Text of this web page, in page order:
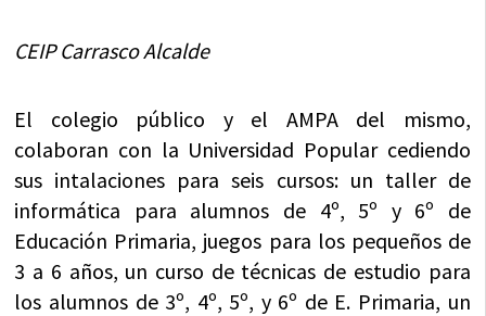
CEIP Carrasco Alcalde
El colegio público y el AMPA del mismo,
colaboran con la Universidad Popular cediendo
sus intalaciones para seis cursos: un taller de
informática para alumnos de 4º, 5º y 6º de
Educación Primaria, juegos para los pequeños de
3 a 6 años, un curso de técnicas de estudio para
los alumnos de 3º, 4º, 5º, y 6º de E. Primaria, un